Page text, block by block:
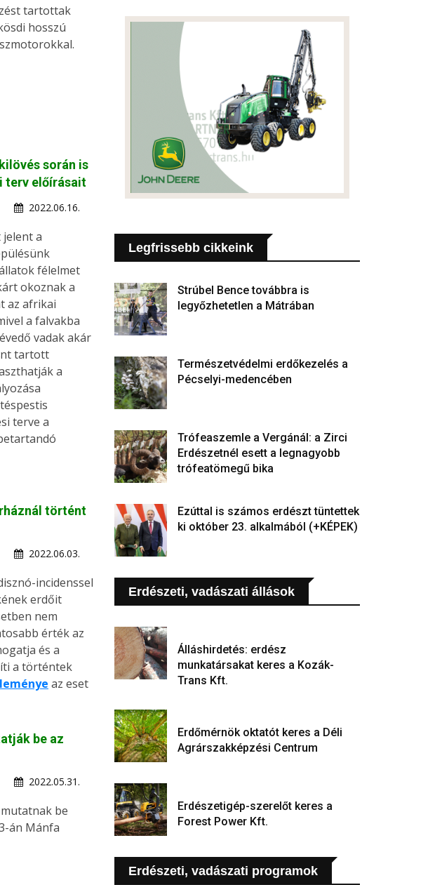
tartottak
hosszú
során is
terv előírásait
2022.06.16.
a
félelmet
okoznak a
az afrikai
a falvakba
vadak akár
tartott
a
terve a
történt
2022.06.03.
incidenssel
erdőit
nem
érték az
és a
a történtek
az eset
be az
2022.05.31.
be
án Mánfa
Legfrissebb cikkeink
Strúbel Bence továbbra is
legyőzhetetlen a Mátrában
Természetvédelmi erdőkezelés a
Pécselyi-medencében
Trófeaszemle a Vergánál: a Zirci
Erdészetnél esett a legnagyobb
trófeatömegű bika
Ezúttal is számos erdészt tüntettek
ki október 23. alkalmából (+KÉPEK)
Erdészeti, vadászati állások
Álláshirdetés: erdész
munkatársakat keres a Kozák-
Trans Kft.
Erdőmérnök oktatót keres a Déli
Agrárszakképzési Centrum
Erdészetigép-szerelőt keres a
Forest Power Kft.
Erdészeti, vadászati programok